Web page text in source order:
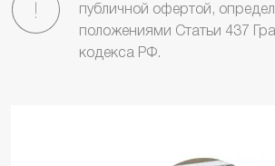
публичной офертой,
положениями Статьи 437
кодекса РФ.